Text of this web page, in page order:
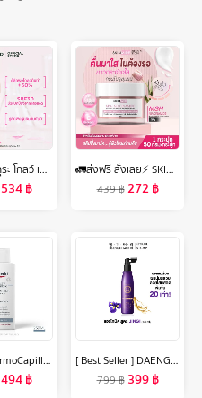
การ์นิเย่ ซากุระ โกลว์ เซต เดย์ครีม SPF30 50มล.+ไนท์ครีม 50มล Garnier Day+Night Cream 50ml ครีมทาหน้า ครีมบำรุงผิวหน้า
534฿
🚛ส่งฟรี สั่งเลย⚡ SKINMIDE MSH NIACINAMIDE BRIGHTENING SLEEPING MASK 50g สลีปปิ้งมาส์ค กู้ผิวโกลว์ อมชมพู บูสต์ผิวใสชั่วข้ามคืน
439฿272฿
Eucerin DermoCapillaire RE-VITALIZING SHAMPOO THINNING HAIR 250 ML ยูเซอริน เดอร์โมคาพิลแลร์ รีไวทัลไลซิ่ง แชมพู ทินนิ่ง แฮร์ 250 มล. (บำรุงเส้นผม)
494฿
[ Best Seller ] DAENG GI MEO RI JINGI Anti-Hair Loss Scalp Tonic 100ml แทงกีโมรี จินจิ แอนตี้ แฮร์ ลอส สคัลพ์ โทนิค 100 มล.(DJ)
799฿ 399฿